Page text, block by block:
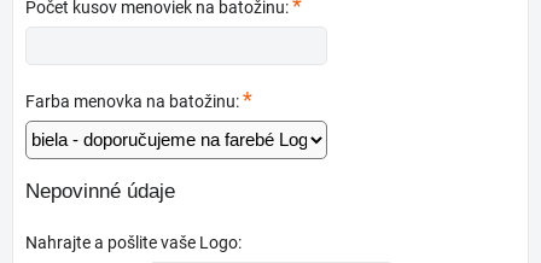
Počet kusov menoviek na batožinu:*
Farba menovka na batožinu:*
Nepovinné údaje
Nahrajte a pošlite vaše Logo: